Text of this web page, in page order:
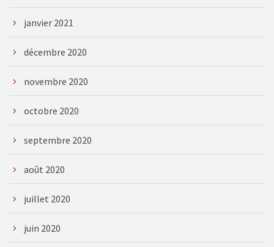
janvier 2021
décembre 2020
novembre 2020
octobre 2020
septembre 2020
août 2020
juillet 2020
juin 2020